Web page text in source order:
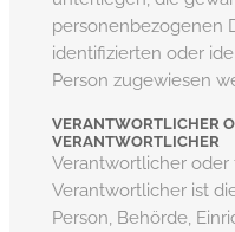
personenbezogenen
identifizierten oder
Person zugewiesen
VERANTWORTLICHER
VERANTWORTLICHER
Verantwortlicher oder
Verantwortlicher ist
Person, Behörde,